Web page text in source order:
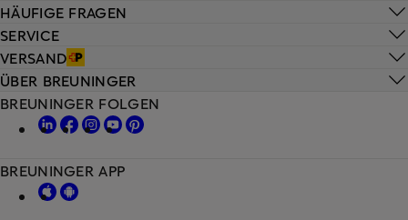
HÄUFIGE FRAGEN
SERVICE
VERSAND
ÜBER BREUNINGER
BREUNINGER FOLGEN
BREUNINGER APP